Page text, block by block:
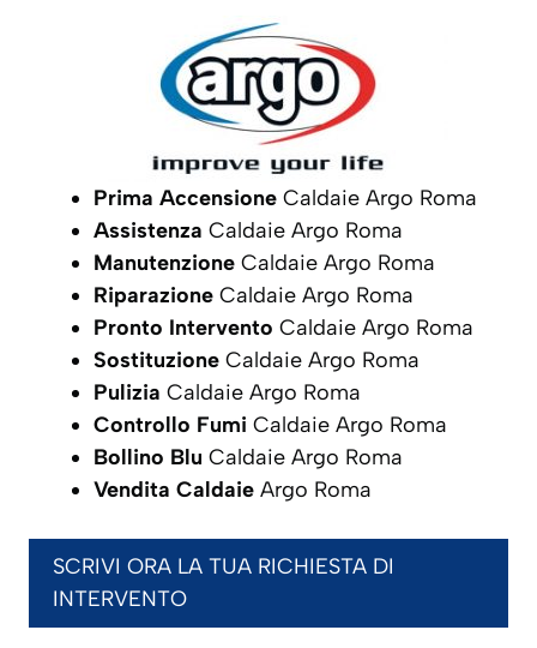
Prima Accensione Caldaie Argo Roma
Assistenza Caldaie Argo Roma
Manutenzione Caldaie Argo Roma
Riparazione Caldaie Argo Roma
Pronto Intervento Caldaie Argo Roma
Sostituzione Caldaie Argo Roma
Pulizia Caldaie Argo Roma
Controllo Fumi Caldaie Argo Roma
Bollino Blu Caldaie Argo Roma
Vendita Caldaie Argo Roma
SCRIVI ORA LA TUA RICHIESTA DI
INTERVENTO